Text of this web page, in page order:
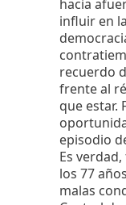
hacia
influir en
recuerdo
frente al
que estar.
episodio
Es
los 77
malas